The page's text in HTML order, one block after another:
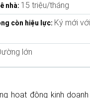
nhà: 15 triệu/tháng
còn hiệu lực: Ký mới
lớn
hoạt động kinh